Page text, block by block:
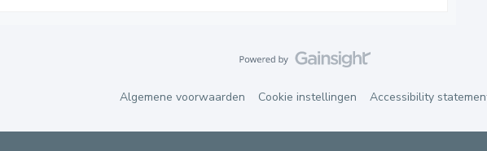
Algemene voorwaarden Cookie instellingen Accessibility